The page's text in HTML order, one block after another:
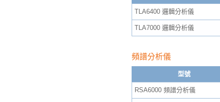
TLA6400 邏輯分析儀
TLA7000 邏輯分析儀
頻譜分析儀
型號
RSA6000 頻譜分析儀